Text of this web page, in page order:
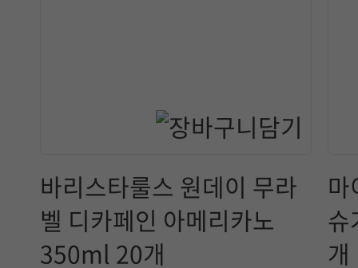
바리스타룰스 원데이 무라
벨 디카페인 아메리카노
350ml 20개
마
슈
개